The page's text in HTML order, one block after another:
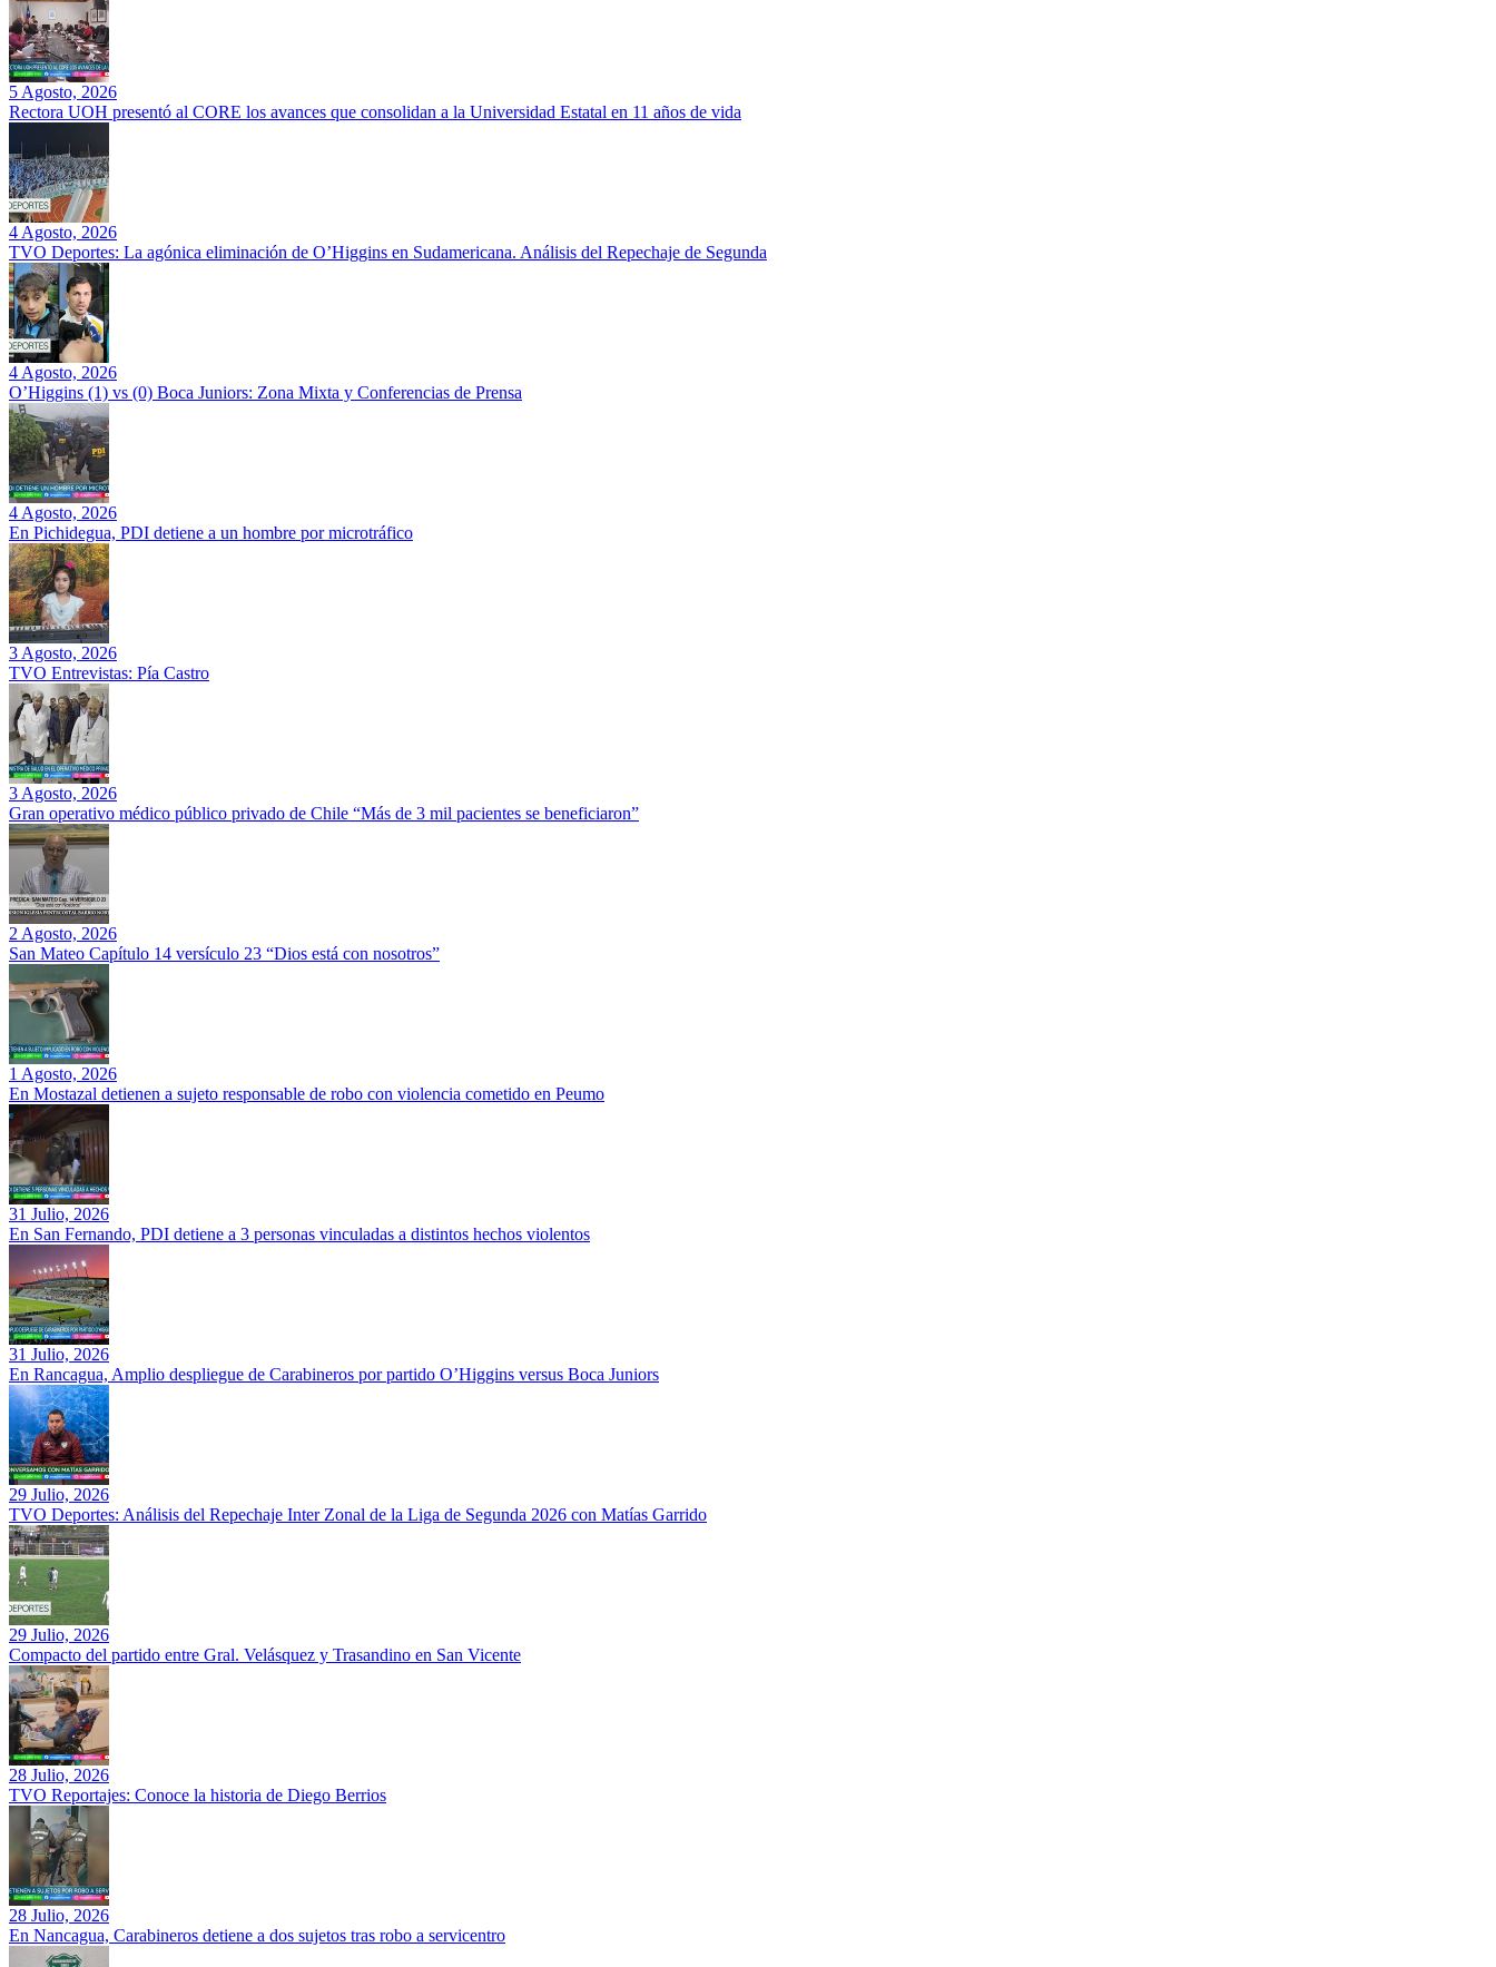
5 Agosto, 2026
Rectora UOH presentó al CORE los avances que consolidan a la Universidad Estatal en 11 años de vida
4 Agosto, 2026
TVO Deportes: La agónica eliminación de O’Higgins en Sudamericana. Análisis del Repechaje de Segunda
4 Agosto, 2026
O’Higgins (1) vs (0) Boca Juniors: Zona Mixta y Conferencias de Prensa
4 Agosto, 2026
En Pichidegua, PDI detiene a un hombre por microtráfico
3 Agosto, 2026
TVO Entrevistas: Pía Castro
3 Agosto, 2026
Gran operativo médico público privado de Chile “Más de 3 mil pacientes se beneficiaron”
2 Agosto, 2026
San Mateo Capítulo 14 versículo 23 “Dios está con nosotros”
1 Agosto, 2026
En Mostazal detienen a sujeto responsable de robo con violencia cometido en Peumo
31 Julio, 2026
En San Fernando, PDI detiene a 3 personas vinculadas a distintos hechos violentos
31 Julio, 2026
En Rancagua, Amplio despliegue de Carabineros por partido O’Higgins versus Boca Juniors
29 Julio, 2026
TVO Deportes: Análisis del Repechaje Inter Zonal de la Liga de Segunda 2026 con Matías Garrido
29 Julio, 2026
Compacto del partido entre Gral. Velásquez y Trasandino en San Vicente
28 Julio, 2026
TVO Reportajes: Conoce la historia de Diego Berrios
28 Julio, 2026
En Nancagua, Carabineros detiene a dos sujetos tras robo a servicentro